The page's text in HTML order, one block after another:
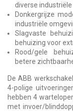
diverse industriële
Donkergrijze
industriële
Slagvaste
behuizing voor
Rood/gele
betere
De ABB
4-polige
hebben 4
met invoer/